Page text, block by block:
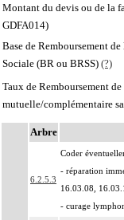
Montant du devis ou de la
GDFA014)
Base de Remboursement
Sociale (BR ou BRSS) (?)
Taux de Remboursement
mutuelle/complémentaire
Arbre
6.2.5.3
Coder
- réparation
16.03.08,
- curage